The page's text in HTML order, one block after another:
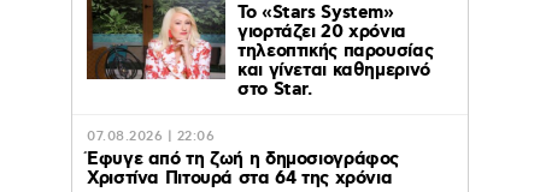
Το «Stars System»
γιορτάζει 20 χρόνια
τηλεοπτικής παρουσίας
και γίνεται καθημερινό
στο Star.
07.08.2026 | 22:06
Έφυγε από τη ζωή η δημοσιογράφος
Χριστίνα Πιτουρά στα 64 της χρόνια